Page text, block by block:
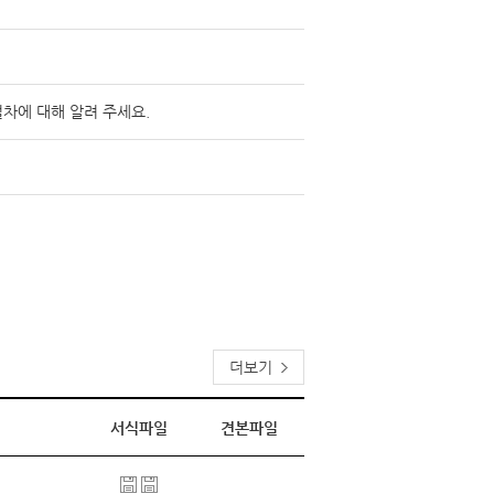
에 대해 알려 주세요.
더보기
서식파일 견본파일